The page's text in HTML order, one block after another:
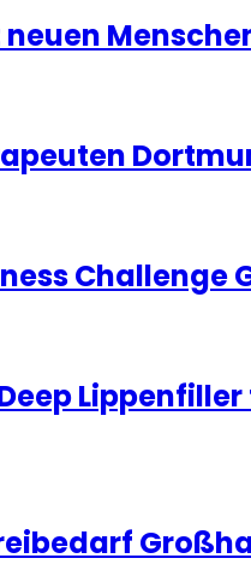
Challenge